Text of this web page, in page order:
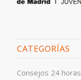
CATEGORÍAS
Consejos 24 horas